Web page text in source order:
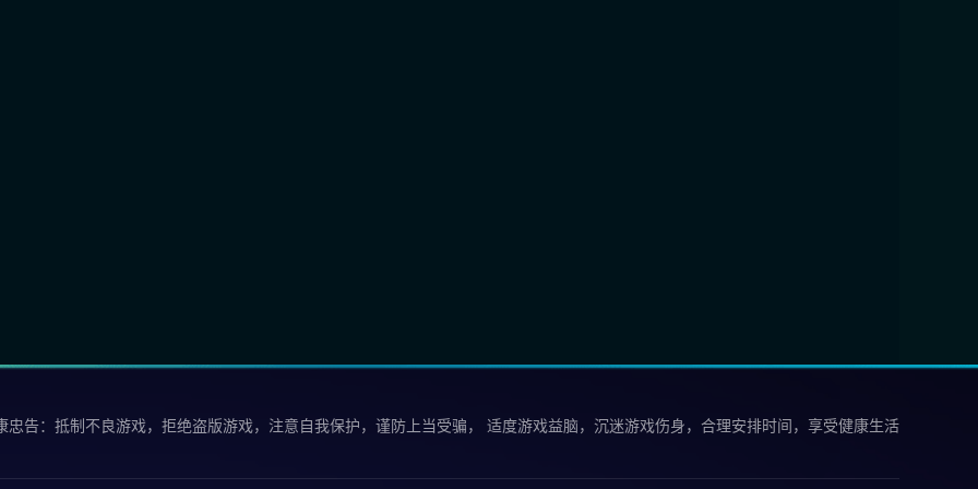
忠告：抵制不良游戏，拒绝盗版游戏，注意自我保护，谨防上当受骗， 适度游戏益脑，沉迷游戏伤身，合理安排时间，享受健康生活